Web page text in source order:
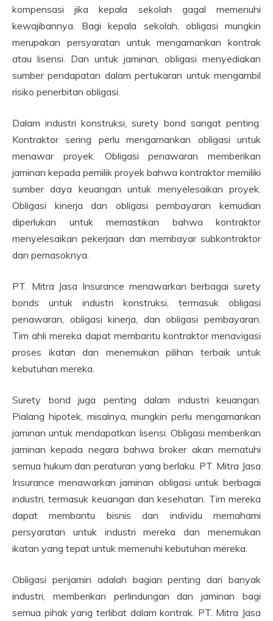
kompensasi jika kepala sekolah gagal memenuhi
kewajibannya. Bagi kepala sekolah, obligasi mungkin
merupakan persyaratan untuk mengamankan kontrak
atau lisensi. Dan untuk jaminan, obligasi menyediakan
sumber pendapatan dalam pertukaran untuk mengambil
risiko penerbitan obligasi.
Dalam industri konstruksi, surety bond sangat penting.
Kontraktor sering perlu mengamankan obligasi untuk
menawar proyek. Obligasi penawaran memberikan
jaminan kepada pemilik proyek bahwa kontraktor memiliki
sumber daya keuangan untuk menyelesaikan proyek.
Obligasi kinerja dan obligasi pembayaran kemudian
diperlukan untuk memastikan bahwa kontraktor
menyelesaikan pekerjaan dan membayar subkontraktor
dan pemasoknya.
PT. Mitra Jasa Insurance menawarkan berbagai surety
bonds untuk industri konstruksi, termasuk obligasi
penawaran, obligasi kinerja, dan obligasi pembayaran.
Tim ahli mereka dapat membantu kontraktor menavigasi
proses ikatan dan menemukan pilihan terbaik untuk
kebutuhan mereka.
Surety bond juga penting dalam industri keuangan.
Pialang hipotek, misalnya, mungkin perlu mengamankan
jaminan untuk mendapatkan lisensi. Obligasi memberikan
jaminan kepada negara bahwa broker akan mematuhi
semua hukum dan peraturan yang berlaku. PT. Mitra Jasa
Insurance menawarkan jaminan obligasi untuk berbagai
industri, termasuk keuangan dan kesehatan. Tim mereka
dapat membantu bisnis dan individu memahami
persyaratan untuk industri mereka dan menemukan
ikatan yang tepat untuk memenuhi kebutuhan mereka.
Obligasi penjamin adalah bagian penting dari banyak
industri, memberikan perlindungan dan jaminan bagi
semua pihak yang terlibat dalam kontrak. PT. Mitra Jasa